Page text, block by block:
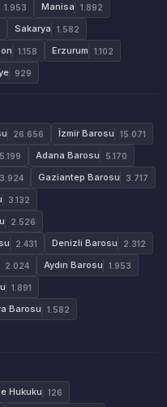
1.953 Manisa 1.892
Sakarya 1.582
1.158 Erzurum 1.102
929
26.656 İzmir Barosu 15.071
5.199 Adana Barosu 5.170
3.924 Gaziantep Barosu 3.717
3.132
2.526
2.431 Denizli Barosu 2.312
2.024 Aydın Barosu 1.953
1.891
Barosu 1.582
Hukuku 126